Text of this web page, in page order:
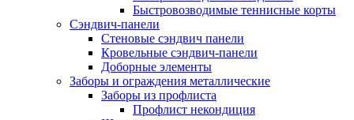
Быстровозводимые теннисные корты
Сэндвич-панели
Стеновые сэндвич панели
Кровельные сэндвич-панели
Доборные элементы
Заборы и ограждения металлические
Заборы из профлиста
Профлист некондиция